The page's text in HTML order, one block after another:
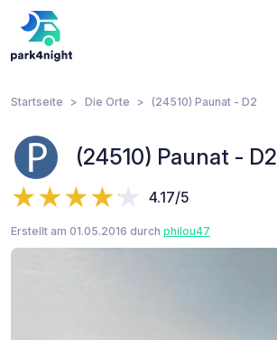
Startseite Die Orte (24510) Paunat - D2
(24510) Paunat - D2
4.17/5
Erstellt am 01.05.2016 durch philou47